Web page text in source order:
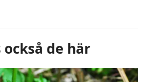
också de här